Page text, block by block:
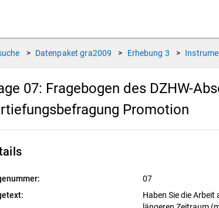
> Datenpaket gra2009 > Erhebung 3 >
07: Fragebogen des DZHW-
Promotion
07
Haben Sie die